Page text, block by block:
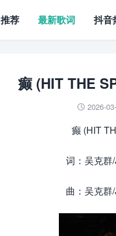
推荐 最新歌词 抖音
癫 (HIT THE
 2026-
癫 (HIT
词：吴克群
曲：吴克